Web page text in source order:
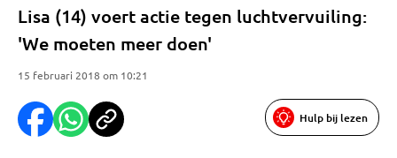
Lisa (14) voert actie tegen luchtvervuiling:
'We moeten meer doen'
15 februari 2018 om 10:21
Hulp bij lezen